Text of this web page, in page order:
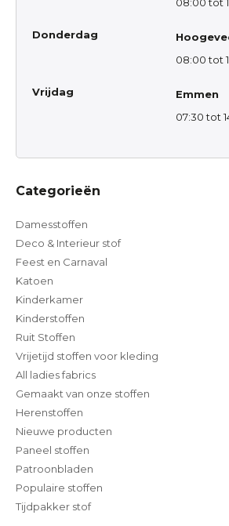
08:00 tot
Donderdag
08:00 tot
Vrijdag
Emmen
07:30 tot
Categorieën
Damesstoffen
Deco & Interieur stof
Feest en Carnaval
Katoen
Kinderkamer
Kinderstoffen
Ruit Stoffen
Vrijetijd stoffen voor kleding
All ladies fabrics
Gemaakt van onze stoffen
Herenstoffen
Nieuwe producten
Paneel stoffen
Patroonbladen
Populaire stoffen
Tijdpakker stof